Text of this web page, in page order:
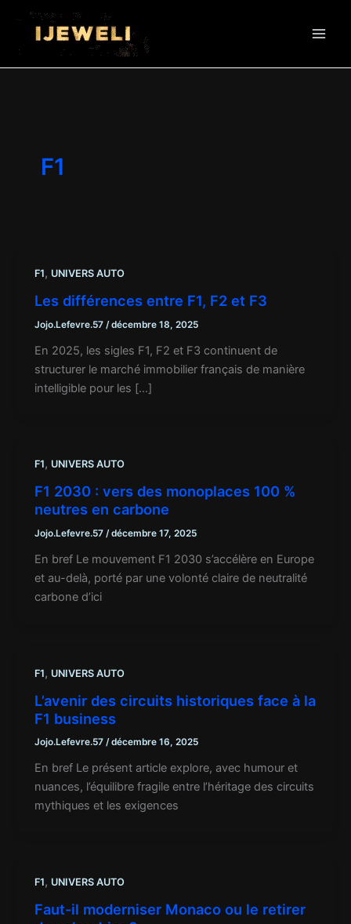
contenu
F1
F1, UNIVERS AUTO
Les différences entre F1, F2 et F3
Jojo.Lefevre.57 /décembre 18, 2025
En 2025, les sigles F1, F2 et F3 continuent de
structurer le marché immobilier français de manière
intelligible pour les […]
F1, UNIVERS AUTO
F1 2030 : vers des monoplaces 100 %
neutres en carbone
Jojo.Lefevre.57/décembre 17, 2025
En bref Le mouvement F1 2030 s’accélère en Europe
et au-delà, porté par une volonté claire de neutralité
carbone d’ici
F1, UNIVERS AUTO
L’avenir des circuits historiques face à la
F1 business
Jojo.Lefevre.57/décembre 16, 2025
En bref Le présent article explore, avec humour et
nuances, l’équilibre fragile entre l’héritage des circuits
mythiques et les exigences
F1, UNIVERS AUTO
Faut-il moderniser Monaco ou le retirer